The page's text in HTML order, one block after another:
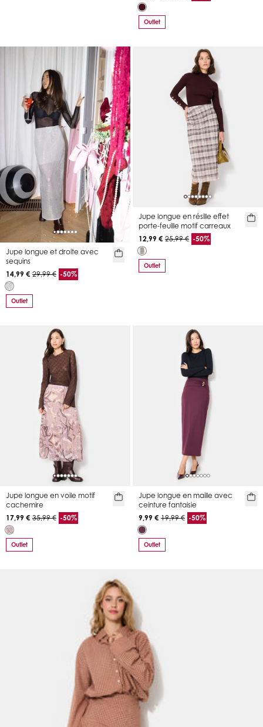
Outlet
Jupe longue et droite avec
sequins
14,99 € 29,99 € -50%
Outlet
Jupe longue en résille effet
porte-feuille motif carreaux
12,99 € 25,99 € -50%
Outlet
Jupe longue en voile motif
cachemire
17,99 € 35,99 € -50%
Outlet
Jupe longue en maille avec
ceinture fantaisie
9,99 € 19,99 € -50%
Outlet